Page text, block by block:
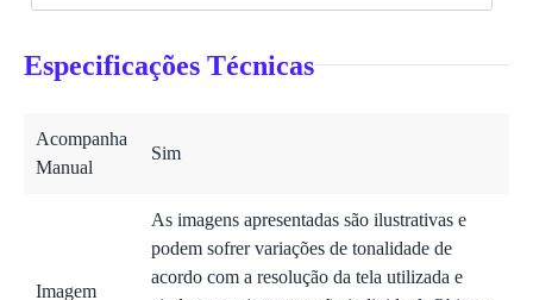
Especificações Técnicas
Acompanha
Manual
Sim
Imagem
As imagens apresentadas são ilustrativas e
podem sofrer variações de tonalidade de
acordo com a resolução da tela utilizada e